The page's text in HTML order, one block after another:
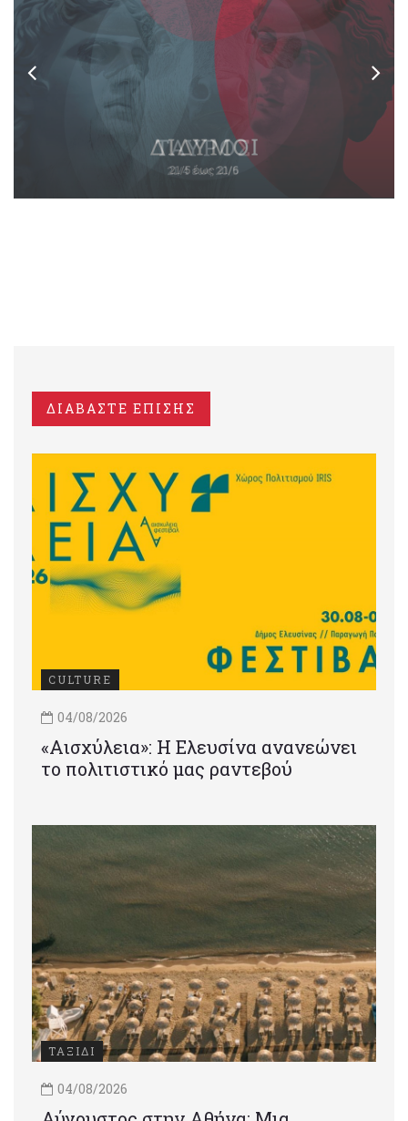
ΔΙΑΒΑΣΤΕ ΕΠΙΣΗΣ
CULTURE
04/08/2026
«Αισχύλεια»: Η Ελευσίνα ανανεώνει
το πολιτιστικό μας ραντεβού
ΤΑΞΙΔΙ
04/08/2026